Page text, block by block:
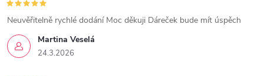
Martina Veselá
24.3.2026
Neuvěřitelně rychlé dodání Moc děkuji Dáreček bude mít úspěch